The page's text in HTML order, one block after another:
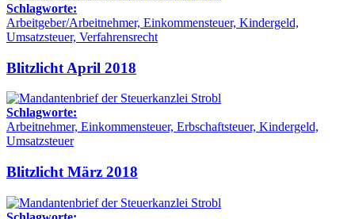
Schlagworte:
Arbeitgeber/Arbeitnehmer, Einkommensteuer, Kindergeld,
Umsatzsteuer, Verfahrensrecht
Blitzlicht April 2018
Schlagworte:
Arbeitnehmer, Einkommensteuer, Erbschaftsteuer, Kindergeld,
Umsatzsteuer
Blitzlicht März 2018